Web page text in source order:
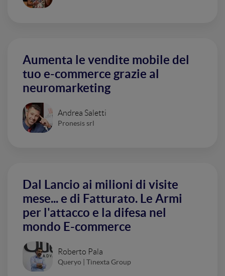
Aumenta le vendite mobile del
tuo e-commerce grazie al
neuromarketing
Andrea Saletti
Pronesis srl
Dal Lancio ai milioni di visite
mese... e di Fatturato. Le Armi
per l'attacco e la difesa nel
mondo E-commerce
Roberto Pala
Queryo | Tinexta Group